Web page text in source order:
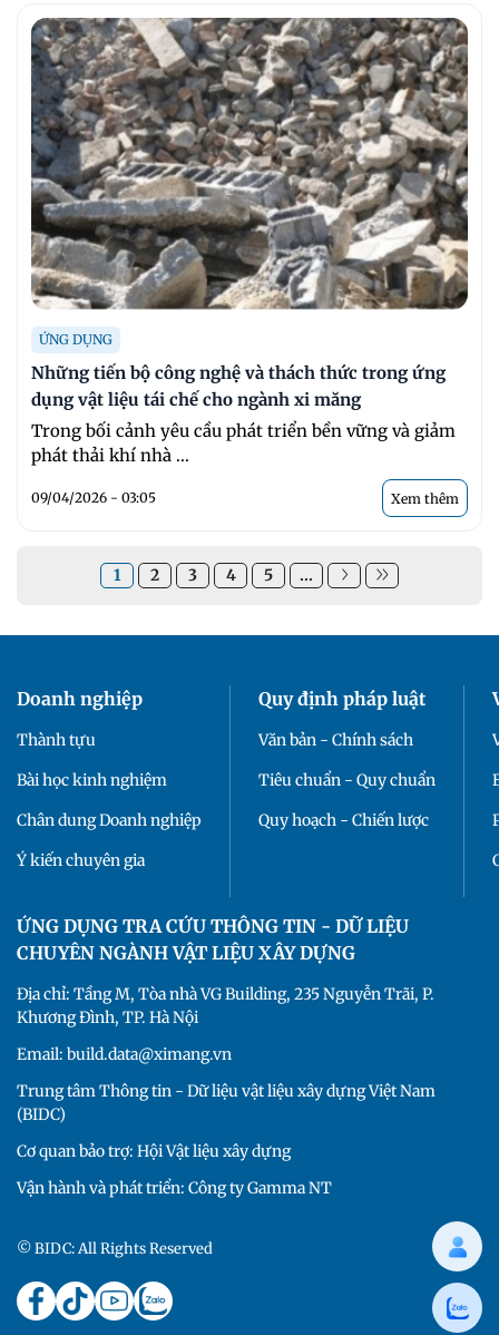
ỨNG DỤNG
Những tiến bộ công nghệ và thách thức trong ứng
dụng vật liệu tái chế cho ngành xi măng
Trong bối cảnh yêu cầu phát triển bền vững và giảm
phát thải khí nhà ...
09/04/2026 - 03:05 Xem thêm
1 2 3 4 5 ...
Doanh nghiệp
Thành tựu
Bài học kinh nghiệm
Chân dung Doanh nghiệp
Ý kiến chuyên gia
Quy định pháp luật
Văn bản - Chính sách
Tiêu chuẩn - Quy chuẩn
Quy hoạch - Chiến lược
ỨNG DỤNG TRA CỨU THÔNG TIN - DỮ LIỆU
CHUYÊN NGÀNH VẬT LIỆU XÂY DỰNG
Địa chỉ: Tầng M, Tòa nhà VG Building, 235 Nguyễn Trãi, P.
Khương Đình, TP. Hà Nội
Email: build.data@ximang.vn
Trung tâm Thông tin - Dữ liệu vật liệu xây dựng Việt Nam
(BIDC)
Cơ quan bảo trợ: Hội Vật liệu xây dựng
Vận hành và phát triển: Công ty Gamma NT
© BIDC: All Rights Reserved